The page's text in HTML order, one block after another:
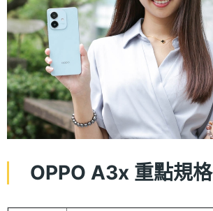
OPPO A3x 重點規格